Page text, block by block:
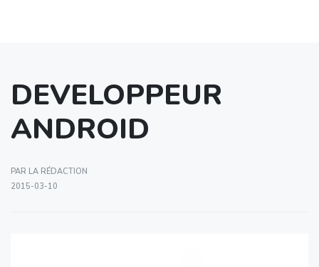
DEVELOPPEUR
ANDROID
PAR LA RÉDACTION
2015-03-10